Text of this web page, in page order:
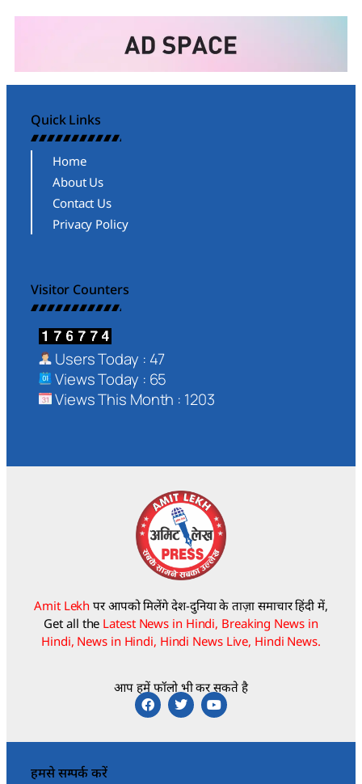
Quick Links
Home
About Us
Contact Us
Privacy Policy
Visitor Counters
Users Today : 47
Views Today : 65
Views This Month : 1203
Amit Lekh पर आपको मिलेंगे देश-दुनिया के ताज़ा समाचार हिंदी में,
Get all the Latest News in Hindi, Breaking News in
Hindi, News in Hindi, Hindi News Live, Hindi News.
आप हमें फॉलो भी कर सकते है
हमसे सम्पर्क करें